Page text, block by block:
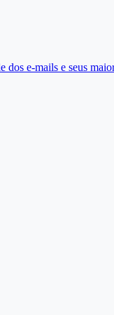
e-mails e seus